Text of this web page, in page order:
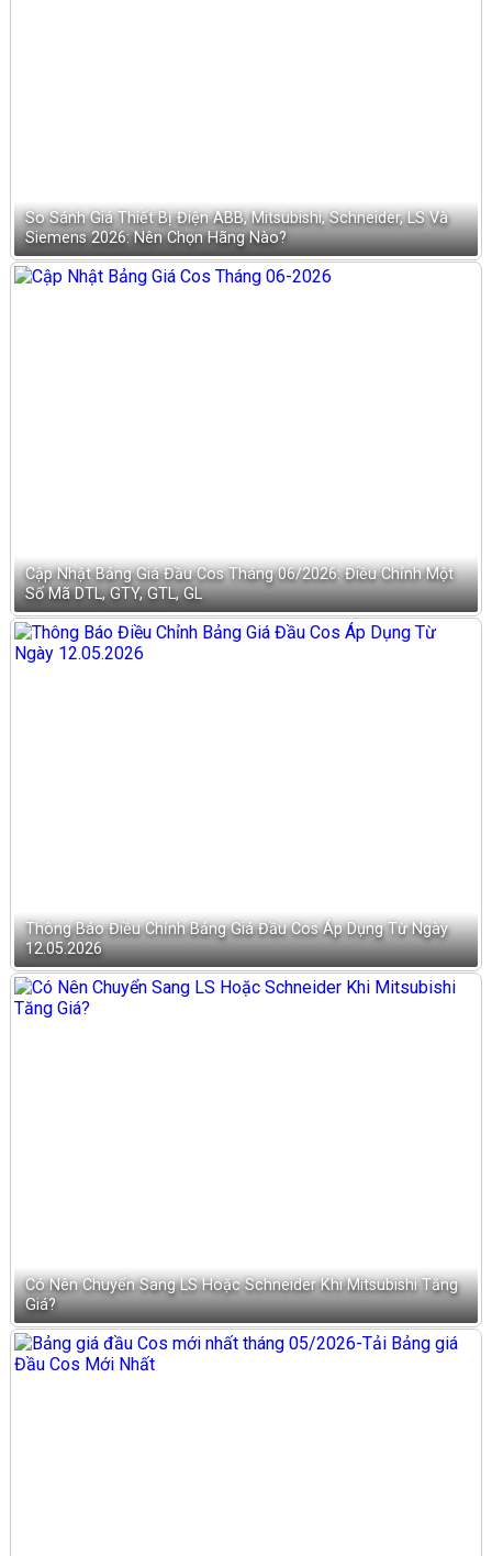
So Sánh Giá Thiết Bị Điện ABB, Mitsubishi, Schneider, LS Và
Siemens 2026: Nên Chọn Hãng Nào?
Cập Nhật Bảng Giá Đầu Cos Tháng 06/2026: Điều Chỉnh Một
Số Mã DTL, GTY, GTL, GL
Thông Báo Điều Chỉnh Bảng Giá Đầu Cos Áp Dụng Từ Ngày
12.05.2026
Có Nên Chuyển Sang LS Hoặc Schneider Khi Mitsubishi Tăng
Giá?